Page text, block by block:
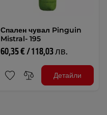
Спален чувал Pinguin
Mistral- 195
60,35 € / 118,03 лв.
Детайли